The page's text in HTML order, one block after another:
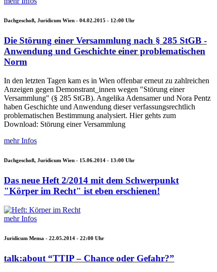
Dachgeschoß, Juridicum Wien - 04.02.2015 - 12:00 Uhr
Die Störung einer Versammlung nach § 285 StGB -
Anwendung und Geschichte einer problematischen
Norm
In den letzten Tagen kam es in Wien offenbar erneut zu zahlreichen
Anzeigen gegen Demonstrant_innen wegen "Störung einer
Versammlung" (§ 285 StGB). Angelika Adensamer und Nora Pentz
haben Geschichte und Anwendung dieser verfassungsrechtlich
problematischen Bestimmung analysiert. Hier gehts zum
Download: Störung einer Versammlung
mehr Infos
Dachgeschoß, Juridicum Wien - 15.06.2014 - 13:00 Uhr
Das neue Heft 2/2014 mit dem Schwerpunkt
"Körper im Recht" ist eben erschienen!
mehr Infos
Juridicum Mensa - 22.05.2014 - 22:00 Uhr
talk:about “TTIP – Chance oder Gefahr?”